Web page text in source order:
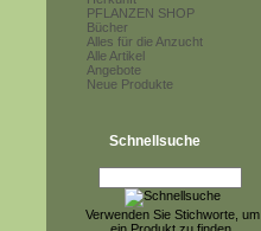
PFLANZEN SHOP
Bücher
Alles für die Anzucht
Alle Artikel
Angebote
Neue Produkte
Schnellsuche
Verwenden Sie Stichworte, um